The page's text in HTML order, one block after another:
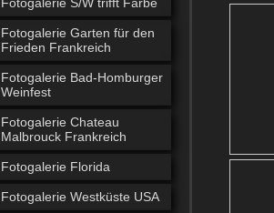
Fotogalerie Garten für den
Frieden Frankreich
Fotogalerie Bad-Homburger
Weinfest
Fotogalerie Chateau
Malbrouck Frankreich
Fotogalerie Florida
Fotogalerie Westküste USA